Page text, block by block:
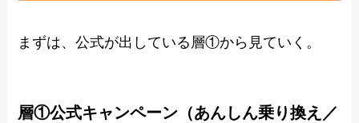
まずは、公式が出している層①から見ていく。
層①公式キャンペーン（あんしん乗り換え／